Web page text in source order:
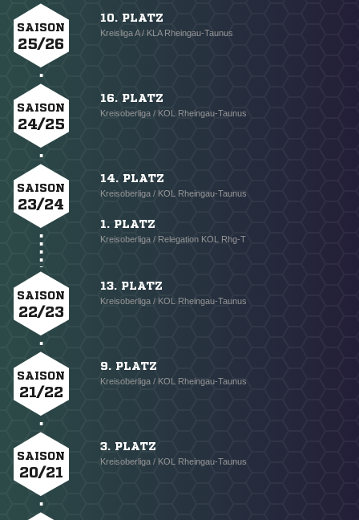
SAISON
25/26
10. PLATZ
Kreisliga A / KLA Rheingau-Taunus
SAISON
24/25
16. PLATZ
Kreisoberliga / KOL Rheingau-Taunus
SAISON
23/24
14. PLATZ
Kreisoberliga / KOL Rheingau-Taunus
1. PLATZ
Kreisoberliga / Relegation KOL Rhg-T
SAISON
22/23
13. PLATZ
Kreisoberliga / KOL Rheingau-Taunus
SAISON
21/22
9. PLATZ
Kreisoberliga / KOL Rheingau-Taunus
SAISON
20/21
3. PLATZ
Kreisoberliga / KOL Rheingau-Taunus